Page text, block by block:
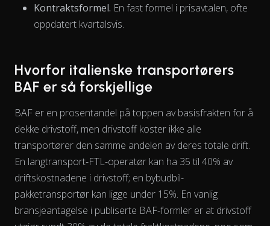
Kontraktsformel. En fast formel i prisavtalen, ofte
oppdatert kvartalsvis.
Hvorfor italienske transportørers
BAF er så forskjellige
BAF er en prosentandel på toppen av basisfrakten for å
dekke drivstoff, men drivstoff koster ikke alle
transportører den samme andelen av deres totale drift.
En langtransport-FTL-operatør kan ha 35 til 40% av
driftskostnadene i drivstoff; en bybudbil-
pakketransportør kan ligge under 15%. En vanlig
bransjeantagelse i publiserte BAF-formler er at drivstoff